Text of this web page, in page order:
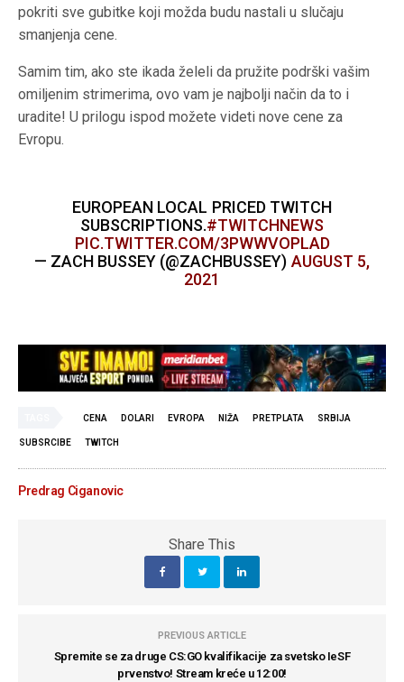
pokriti sve gubitke koji možda budu nastali u slučaju
smanjenja cene.
Samim tim, ako ste ikada želeli da pružite podrški vašim
omiljenim strimerima, ovo vam je najbolji način da to i
uradite! U prilogu ispod možete videti nove cene za
Evropu.
EUROPEAN LOCAL PRICED TWITCH
SUBSCRIPTIONS.#TWITCHNEWS
PIC.TWITTER.COM/3PWWVOPLAD
— ZACH BUSSEY (@ZACHBUSSEY) AUGUST 5,
2021
CENA DOLARI EVROPA NIŽA PRETPLATA SRBIJA
SUBSRCIBE TWITCH
Predrag Ciganovic
Share This
PREVIOUS ARTICLE
Spremite se za druge CS:GO kvalifikacije za svetsko IeSF
prvenstvo! Stream kreće u 12:00!